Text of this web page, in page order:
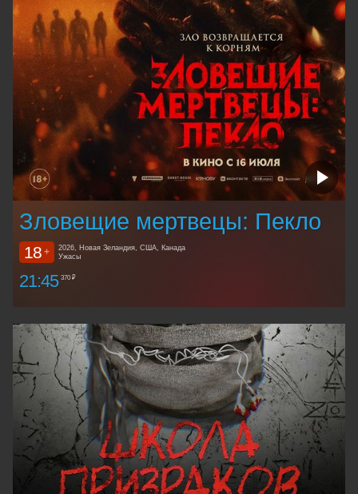
Зловещие мертвецы: Пекло
18 +
2026, Новая Зеландия, США, Канада
Ужасы
21:45 370 ₽